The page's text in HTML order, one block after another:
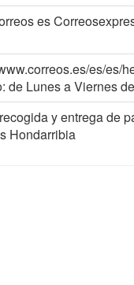
es
es/es/
de Lunes a Viernes
y entrega de
Hondarribia